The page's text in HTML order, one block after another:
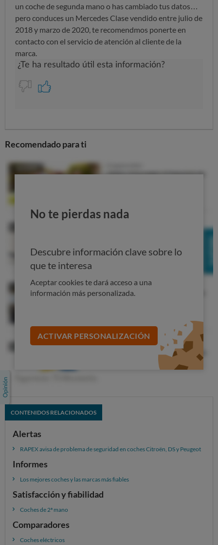
un coche de segunda mano o has cambiado tus datos…
pero conduces un Mercedes Clase vendido entre julio de
2018 y marzo de 2020, te recomendmos ponerte en
contacto con el servicio de atención al cliente de la
marca.
Recomendado para ti
No te pierdas nada
Descubre información clave sobre lo
que te interesa
Aceptar cookies te dará acceso a una
información más personalizada.
ACTIVAR PERSONALIZACIÓN
CONTENIDOS RELACIONADOS
Alertas
RAPEX avisa de problema de seguridad en coches Citroën, DS y Peugeot
Informes
Los mejores coches y las marcas más fiables
Satisfacción y fiabilidad
Coches de 2ª mano
Comparadores
Coches eléctricos